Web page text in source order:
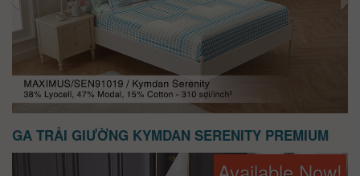
GA TRẢI GIƯỜNG KYMDAN SERENITY PREMIUM